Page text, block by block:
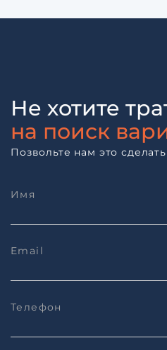
Не хотите
на поиск
Позвольте нам это